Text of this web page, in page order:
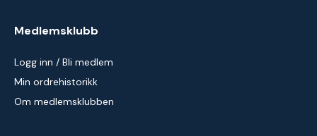
Medlemsklubb
Logg inn / Bli medlem
Min ordrehistorikk
Om medlemsklubben